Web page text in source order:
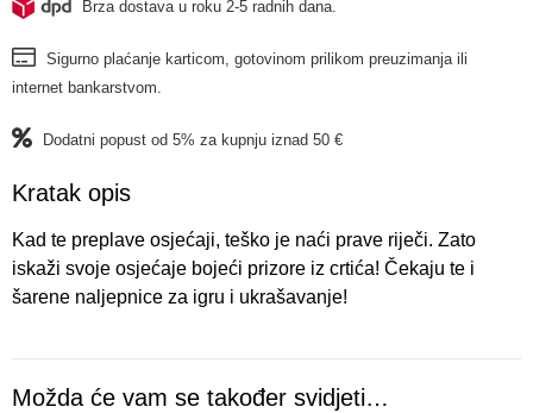
Brza dostava u roku 2-5 radnih dana.
Sigurno plaćanje karticom, gotovinom prilikom preuzimanja ili
internet bankarstvom.
Dodatni popust od 5% za kupnju iznad 50 €
Kratak opis
Kad te preplave osjećaji, teško je naći prave riječi. Zato
iskaži svoje osjećaje bojeći prizore iz crtića! Čekaju te i
šarene naljepnice za igru i ukrašavanje!
Možda će vam se također svidjeti…